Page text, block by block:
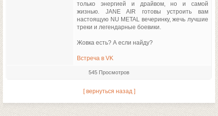
только энергией и драйвом, но и самой
жизнью. JANE AIR готовы устроить вам
настоящую NU METAL вечеринку, жечь лучшие
треки и легендарные боевики.
Жовка есть? А если найду?
Встреча в VK
545 Просмотров
[ вернуться назад ]